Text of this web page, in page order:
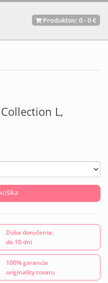
Produktov: 0-0 €
L,
Doba doručenia:
do 10 dní
100% garancia
originality tovaru